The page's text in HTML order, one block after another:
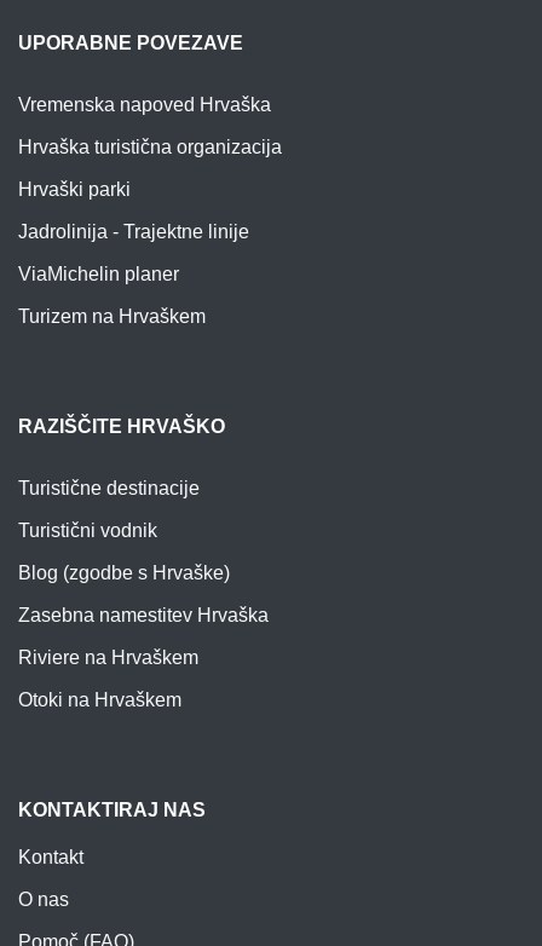
UPORABNE POVEZAVE
Vremenska napoved Hrvaška
Hrvaška turistična organizacija
Hrvaški parki
Jadrolinija - Trajektne linije
ViaMichelin planer
Turizem na Hrvaškem
RAZIŠČITE HRVAŠKO
Turistične destinacije
Turistični vodnik
Blog (zgodbe s Hrvaške)
Zasebna namestitev Hrvaška
Riviere na Hrvaškem
Otoki na Hrvaškem
KONTAKTIRAJ NAS
Kontakt
O nas